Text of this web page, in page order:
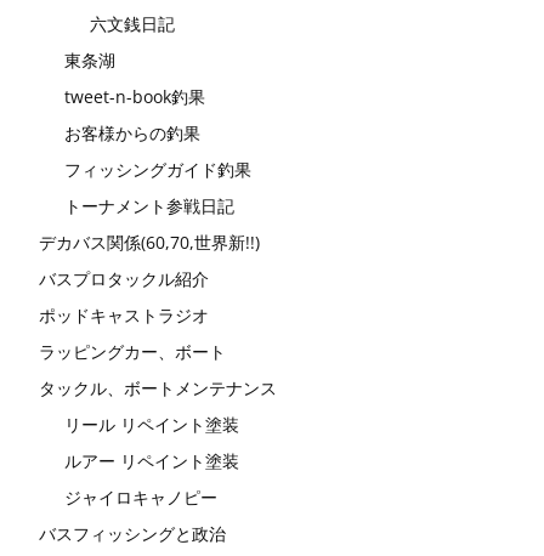
六文銭日記
東条湖
tweet-n-book釣果
お客様からの釣果
フィッシングガイド釣果
トーナメント参戦日記
デカバス関係(60,70,世界新!!)
バスプロタックル紹介
ポッドキャストラジオ
ラッピングカー、ボート
タックル、ボートメンテナンス
リール リペイント塗装
ルアー リペイント塗装
ジャイロキャノピー
バスフィッシングと政治